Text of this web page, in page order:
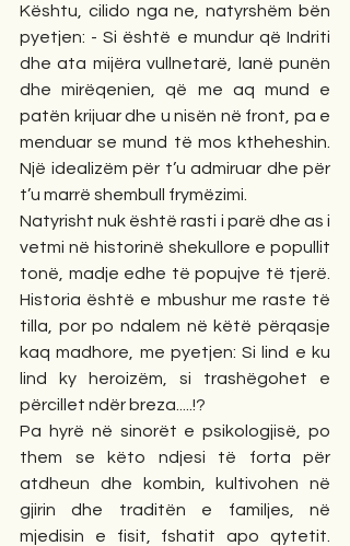
Kështu, cilido nga ne, natyrshëm bën
pyetjen: - Si është e mundur që Indriti
dhe ata mijëra vullnetarë, lanë punën
dhe mirëqenien, që me aq mund e
patën krijuar dhe u nisën në front, pa e
menduar se mund të mos ktheheshin.
Një idealizëm për t’u admiruar dhe për
t’u marrë shembull frymëzimi.
Natyrisht nuk është rasti i parë dhe as i
vetmi në historinë shekullore e popullit
tonë, madje edhe të popujve të tjerë.
Historia është e mbushur me raste të
tilla, por po ndalem në këtë përqasje
kaq madhore, me pyetjen: Si lind e ku
lind ky heroizëm, si trashëgohet e
përcillet ndër breza.....!?
Pa hyrë në sinorët e psikologjisë, po
them se këto ndjesi të forta për
atdheun dhe kombin, kultivohen në
gjirin dhe traditën e familjes, në
mjedisin e fisit, fshatit apo qytetit.